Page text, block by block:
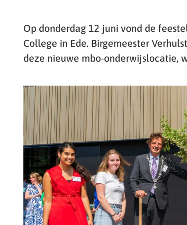
Op donderdag 12 juni vond de
College in Ede. Birgemeester
deze nieuwe mbo-onderwijslocatie,